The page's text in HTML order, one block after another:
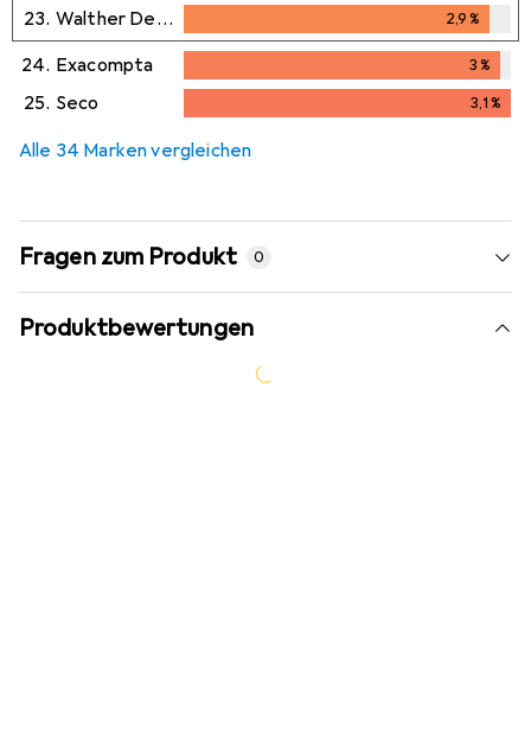
23. Walther Design 2,9%
2,9%
24. Exacompta 3%
3%
25. Seco 3,1%
Alle 34 Marken vergleichen
Fragen zum Produkt 0
Produktbewertungen